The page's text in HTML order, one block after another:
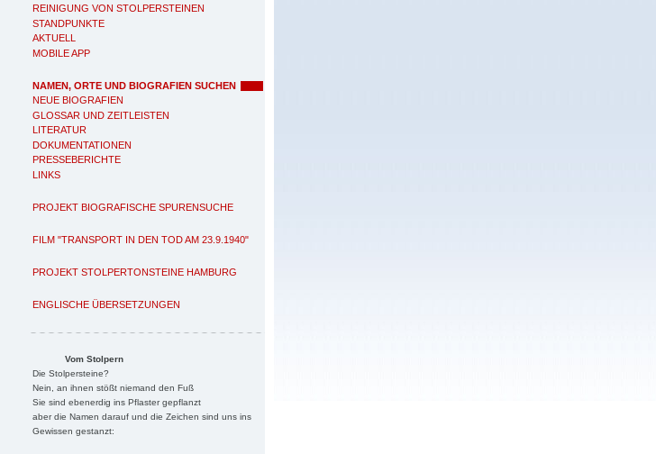
REINIGUNG VON STOLPERSTEINEN
STANDPUNKTE
AKTUELL
MOBILE APP
NAMEN, ORTE UND BIOGRAFIEN SUCHEN
NEUE BIOGRAFIEN
GLOSSAR UND ZEITLEISTEN
LITERATUR
DOKUMENTATIONEN
PRESSEBERICHTE
LINKS
PROJEKT BIOGRAFISCHE SPURENSUCHE
FILM "TRANSPORT IN DEN TOD AM 23.9.1940"
PROJEKT STOLPERTONSTEINE HAMBURG
ENGLISCHE ÜBERSETZUNGEN
Vom Stolpern
Die Stolpersteine?
Nein, an ihnen stößt niemand den Fuß
Sie sind ebenerdig ins Pflaster gepflanzt
aber die Namen darauf und die Zeichen sind uns ins
Gewissen gestanzt: